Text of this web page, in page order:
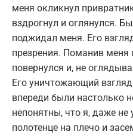
меня окликнул
вздрогнул и оглянулся.
поджидал меня. Его
презрения. Поманив меня
повернулся и, не
Его уничтожающий
впереди были настолько
непонятны, что я, даже не
полотенце на плечо и